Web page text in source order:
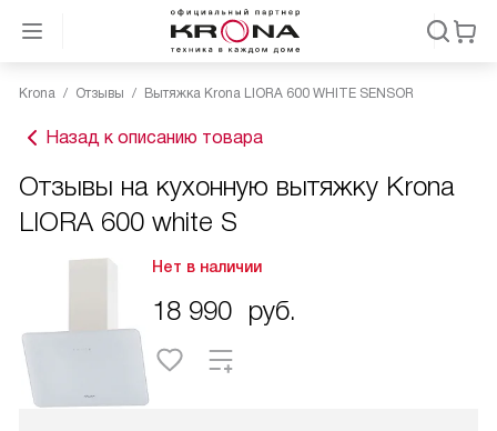
Krona Отзывы Вытяжка Krona LIORA 600 WHITE SENSOR
Назад к описанию товара
Отзывы на кухонную вытяжку Krona
LIORA 600 white S
Нет в наличии
18 990 руб.